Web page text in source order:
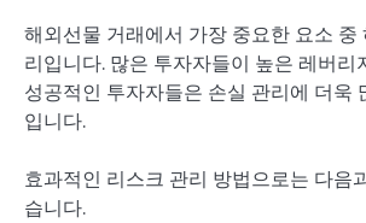
해외선물 거래에서 가장 중요한 요소 중
리입니다. 많은 투자자들이 높은 레버리
성공적인 투자자들은 손실 관리에 더욱
입니다.
효과적인 리스크 관리 방법으로는 다음
습니다.